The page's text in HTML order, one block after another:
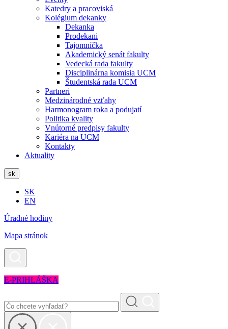
Katedry a pracoviská
Kolégium dekanky
Dekanka
Prodekani
Tajomníčka
Akademický senát fakulty
Vedecká rada fakulty
Disciplinárna komisia UCM
Študentská rada UCM
Partneri
Medzinárodné vzťahy
Harmonogram roka a podujatí
Politika kvality
Vnútorné predpisy fakulty
Kariéra na UCM
Kontakty
Aktuality
sk
SK
EN
Úradné hodiny
Mapa stránok
E-PRIHLÁŠKA